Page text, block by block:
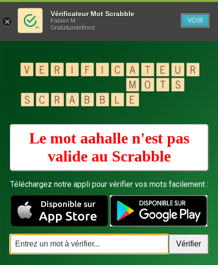
Le mot aahalle n'est pas
valide au Scrabble
Téléchargez notre appli pour vérifier vos mots facilement :
Vérificateur Mot Scrabble
Fabien M
Gratuitundefined
VOIR